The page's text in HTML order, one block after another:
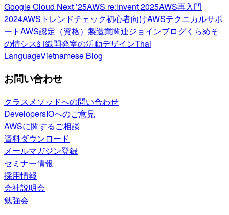
Google Cloud Next ’25AWS re:Invent 2025AWS再入門
2024AWSトレンドチェック初心者向けAWSテクニカルサポ
ートAWS認定（資格） 製造業関連ジョインブログくらめそ
の情シス組織開発室の活動デザインThai
LanguageVietnamese Blog
お問い合わせ
クラスメソッドへの問い合わせ
DevelopersIOへのご意見
AWSに関するご相談
資料ダウンロード
メールマガジン登録
セミナー情報
採用情報
会社説明会
勉強会